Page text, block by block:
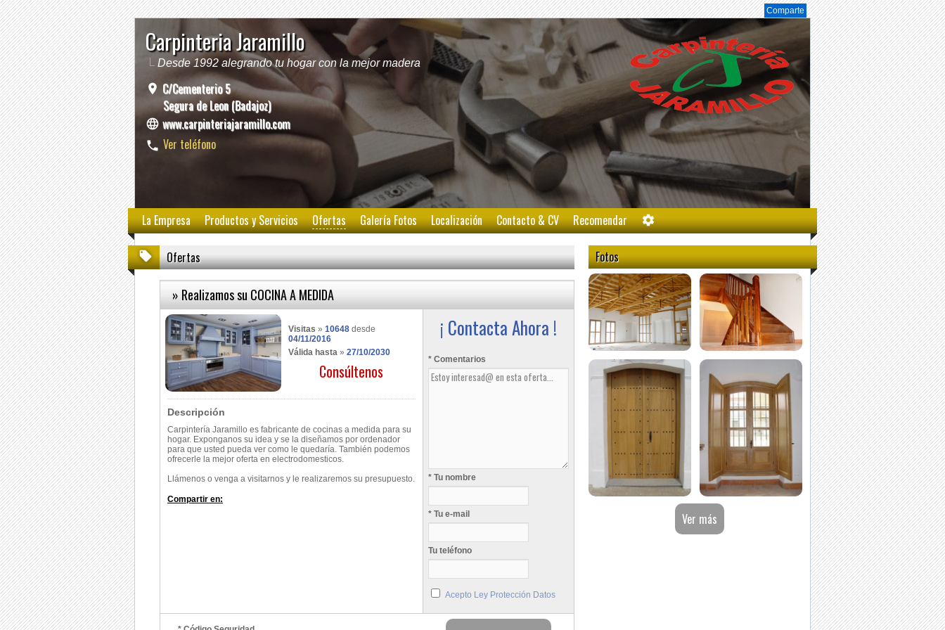
Comparte
Carpinteria Jaramillo
Desde 1992 alegrando tu hogar con la mejor madera
C/Cementerio 5
Segura de Leon (Badajoz)
www.carpinteriajaramillo.com
Ver teléfono
La Empresa Productos y Servicios Ofertas Galería Fotos Localización Contacto & CV Recomendar
Ofertas
» Realizamos su COCINA A MEDIDA
Visitas » 10648 desde
04/11/2016
Válida hasta » 27/10/2030
Consúltenos
Descripción
Carpintería Jaramillo es fabricante de cocinas a medida para su
hogar. Exponganos su idea y se la diseñamos por ordenador
para que usted pueda ver como le quedaría. También podemos
ofrecerle la mejor oferta en electrodomesticos.
Llámenos o venga a visitarnos y le realizaremos su presupuesto.
Compartir en:
¡ Contacta Ahora !
* Comentarios
* Tu nombre
* Tu e-mail
Tu teléfono
Acepto Ley Protección Datos
Fotos